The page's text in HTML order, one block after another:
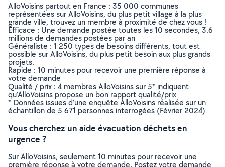
AlloVoisins partout en France : 35 000 communes
représentées sur AlloVoisins, du plus petit village à la plus
grande ville, trouvez un membre à proximité de chez vous !
Efficace : Une demande postée toutes les 10 secondes, 3.6
millions de demandes postées par an
Généraliste : 1 250 types de besoins différents, tout est
possible sur AlloVoisins, du plus petit besoin aux plus grands
projets.
Rapide : 10 minutes pour recevoir une première réponse à
votre demande
Qualité / prix : 4 membres AlloVoisins sur 5* indiquent
qu’AlloVoisins propose un bon rapport qualité/prix
* Données issues d’une enquête AlloVoisins réalisée sur un
échantillon de 5 671 personnes interrogées (Février 2024)
Vous cherchez un aide évacuation déchets en
urgence ?
Sur AlloVoisins, seulement 10 minutes pour recevoir une
première réponse à votre demande. Postez votre demande